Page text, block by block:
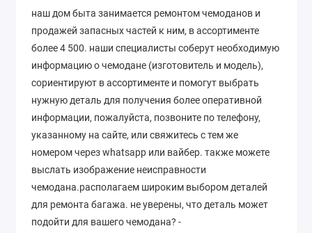
наш дом быта занимается ремонтом чемоданов и
продажей запасных частей к ним, в ассортименте
более 4 500. наши специалисты соберут необходимую
информацию о чемодане (изготовитель и модель),
сориентируют в ассортименте и помогут выбрать
нужную деталь для получения более оперативной
информации, пожалуйста, позвоните по телефону,
указанному на сайте, или свяжитесь с тем же
номером через whatsapp или вайбер. также можете
выслать изображение неисправности
чемодана.располагаем широким выбором деталей
для ремонта багажа. не уверены, что деталь может
подойти для вашего чемодана? -